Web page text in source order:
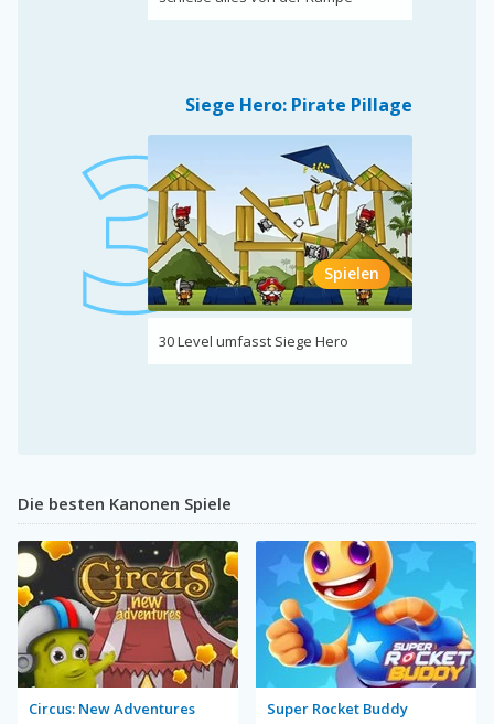
Siege Hero: Pirate Pillage
Spielen
30 Level umfasst Siege Hero
Die besten Kanonen Spiele
Circus: New Adventures Super Rocket Buddy